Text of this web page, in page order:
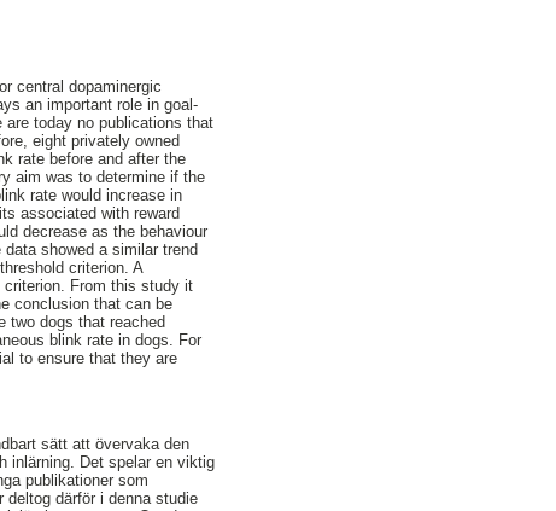
central dopaminergic
an important role in goal-
are today no publications that
eight privately owned
rate before and after the
aim was to determine if the
rate would increase in
associated with reward
decrease as the behaviour
showed a similar trend
criterion. A
criterion. From this study it
conclusion that can be
two dogs that reached
blink rate in dogs. For
to ensure that they are
sätt att övervaka den
inlärning. Det spelar en viktig
publikationer som
deltog därför i denna studie